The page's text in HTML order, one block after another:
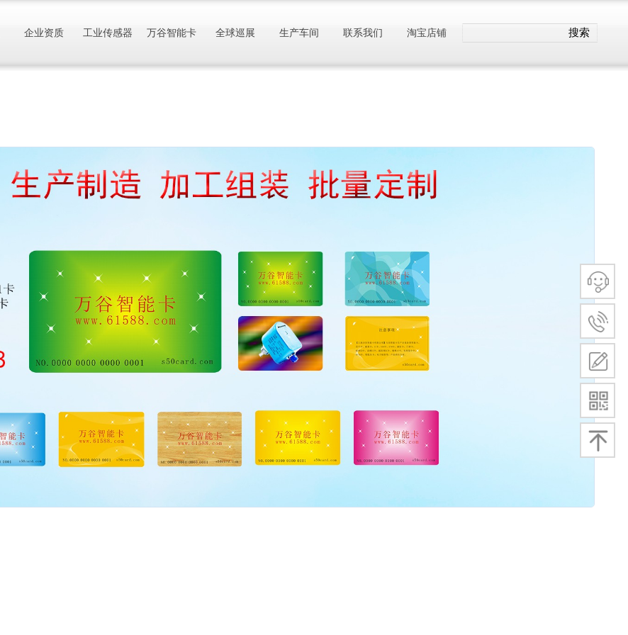
企业资质 工业传感器 万谷智能卡 全球巡展 生产车间 联系我们 淘宝店铺 搜索